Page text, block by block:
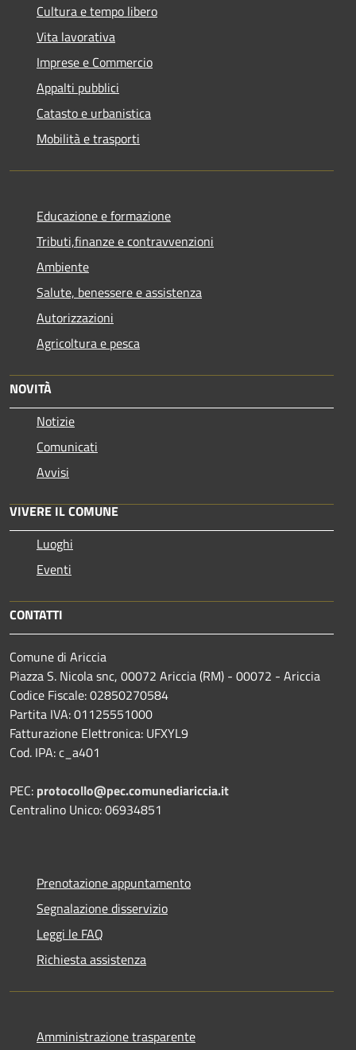
Cultura e tempo libero
Vita lavorativa
Imprese e Commercio
Appalti pubblici
Catasto e urbanistica
Mobilità e trasporti
Educazione e formazione
Tributi,finanze e contravvenzioni
Ambiente
Salute, benessere e assistenza
Autorizzazioni
Agricoltura e pesca
NOVITÀ
Notizie
Comunicati
Avvisi
VIVERE IL COMUNE
Luoghi
Eventi
CONTATTI
Comune di Ariccia
Piazza S. Nicola snc, 00072 Ariccia (RM) - 00072 - Ariccia
Codice Fiscale: 02850270584
Partita IVA: 01125551000
Fatturazione Elettronica: UFXYL9
Cod. IPA: c_a401
PEC: protocollo@pec.comunediariccia.it
Centralino Unico: 06934851
Prenotazione appuntamento
Segnalazione disservizio
Leggi le FAQ
Richiesta assistenza
Amministrazione trasparente